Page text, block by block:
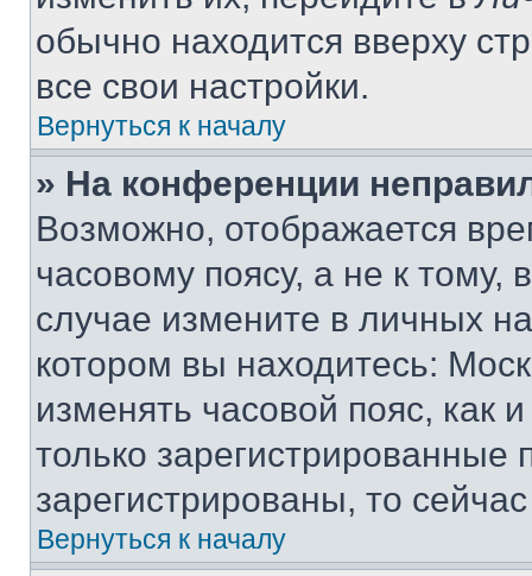
обычно находится вверху
все свои настройки.
Вернуться к началу
» На конференции
Возможно, отображается
часовому поясу, а не к тому,
случае измените в личных
котором вы находитесь:
изменять часовой пояс, как
только
зарегистрированы, то
Вернуться к началу